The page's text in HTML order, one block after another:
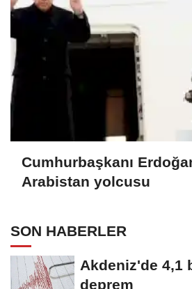
Cumhurbaşkanı
Arabistan yolcusu
SON HABERLER
Akdeniz'de 4,1
deprem